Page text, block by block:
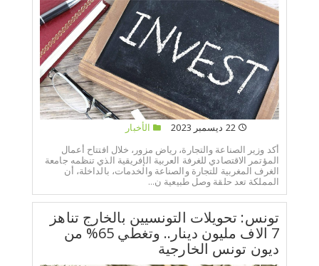
22 ديسمبر 2023
الأخبار
أكد وزير الصناعة والتجارة، رياض مزور، خلال افتتاح أعمال
المؤتمر الاقتصادي للغرفة العربية الإفريقية الذي تنظمه جامعة
الغرف المغربية للتجارة والصناعة والخدمات، بالداخلة، أن
المملكة تعد حلقة وصل طبيعية ن...
تونس: تحويلات التونسيين بالخارج تناهز
7 الاف مليون دينار.. وتغطي 65% من
ديون تونس الخارجية